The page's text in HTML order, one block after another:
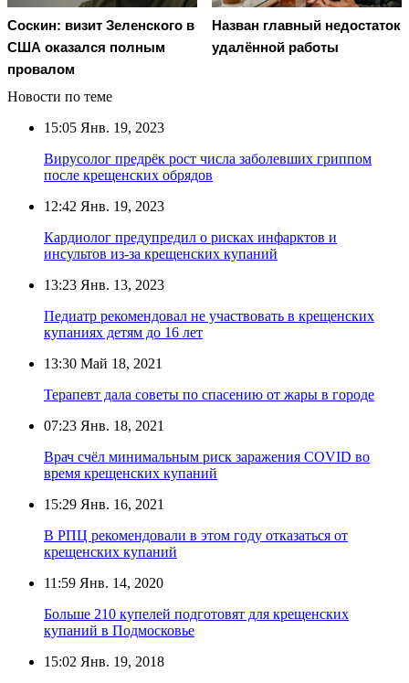
Соскин: визит Зеленского в
США оказался полным
провалом
Назван главный недостаток
удалённой работы
Новости по теме
15:05 Янв. 19, 2023
Вирусолог предрёк рост числа заболевших гриппом
после крещенских обрядов
12:42 Янв. 19, 2023
Кардиолог предупредил о рисках инфарктов и
инсультов из-за крещенских купаний
13:23 Янв. 13, 2023
Педиатр рекомендовал не участвовать в крещенских
купаниях детям до 16 лет
13:30 Май 18, 2021
Терапевт дала советы по спасению от жары в городе
07:23 Янв. 18, 2021
Врач счёл минимальным риск заражения COVID во
время крещенских купаний
15:29 Янв. 16, 2021
В РПЦ рекомендовали в этом году отказаться от
крещенских купаний
11:59 Янв. 14, 2020
Больше 210 купелей подготовят для крещенских
купаний в Подмосковье
15:02 Янв. 19, 2018